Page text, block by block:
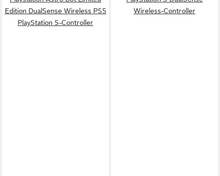
Edition DualSense Wireless PS5
PlayStation 5-Controller
Wireless-Controller